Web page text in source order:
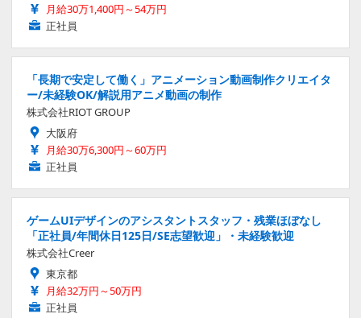
月給30万1,400円～54万円
正社員
「長期で安定して働く」アニメーション動画制作クリエイタ
ー/未経験OK/解説用アニメ動画の制作
株式会社RIOT GROUP
大阪府
月給30万6,300円～60万円
正社員
ゲームUIデザインのアシスタントスタッフ・残業ほぼなし
「正社員/年間休日125日/SE志望歓迎」・未経験歓迎
株式会社Creer
東京都
月給32万円～50万円
正社員